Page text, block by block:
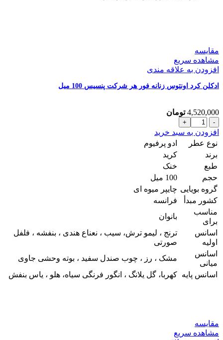
مقایسه
مشاهده سریع
افزودن به علاقه مندی
ادکلن کرد اونتوس زنانه فور هر شرکت پنسیس 100 میل
4,520,000 تومان
ادکلن
کرد
اونتوس
زنانه
فور
هر
شرکت
پنسیس
100
میل
عدد
افزودن به سبد خرید
نوع عطر
ادو پرفیوم
برند
کرید
طبع
خنک
حجم
100 میل
گروه بویایی چایپر میوه ای
کشور مبدأ
فرانسه
مناسب
برای
بانوان
اسانس
اولیه
ترنج ، لیمو ترش، سیب ، نعناع هندی ، بنفشه ، فلفل
صورتی
اسانس
میانی
مشک ، رز ، چوب صندل سفید ، بوته وحشی جاوی
اسانس پایه کهربا، گل یلانگ ، انگور فرنگی سیاه، هلو ، یاس بنفش
مقایسه
مشاهده سریع